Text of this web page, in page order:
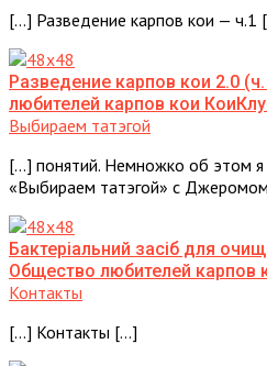
[…] Разведение карпов кои — ч.1
Разведение карпов кои 2.0
любителей карпов кои
Выбираем татэгой
[…] понятий. Немножко об этом я
«Выбираем татэгой» с
Бактеріальний засіб для
Общество любителей карпов
Контакты
[…] Контакты […]